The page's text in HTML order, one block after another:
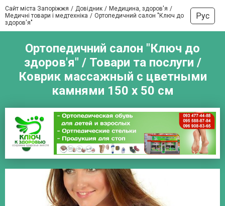
Сайт міста Запоріжжя Довідник
Медицина, здоров'я
Медичні товари і медтехніка
Ортопедичний салон "Ключ до
здоров'я"
Рус
Ортопедичний салон "Ключ до
здоров'я" / Товари та послуги /
Коврик массажный с цветными
камнями 150 х 50 см